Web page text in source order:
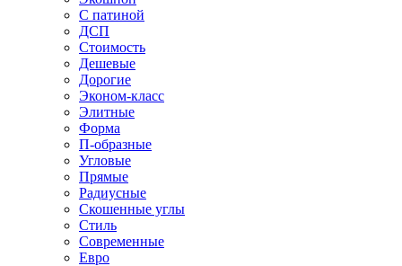
С патиной
ДСП
Стоимость
Дешевые
Дорогие
Эконом-класс
Элитные
Форма
П-образные
Угловые
Прямые
Радиусные
Скошенные углы
Стиль
Современные
Евро